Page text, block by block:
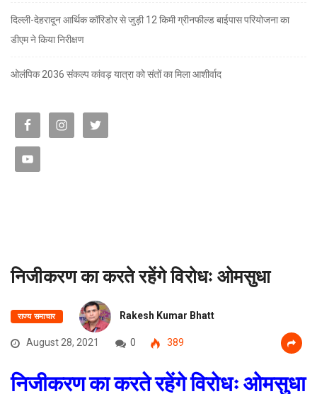
दिल्ली-देहरादून आर्थिक कॉरिडोर से जुड़ी 12 किमी ग्रीनफील्ड बाईपास परियोजना का
डीएम ने किया निरीक्षण
ओलंपिक 2036 संकल्प कांवड़ यात्रा को संतों का मिला आशीर्वाद
निजीकरण का करते रहेंगे विरोधः ओमसुधा
राज्य समाचार Rakesh Kumar Bhatt
August 28, 2021 0 389
निजीकरण का करते रहेंगे विरोधः ओमसुधा